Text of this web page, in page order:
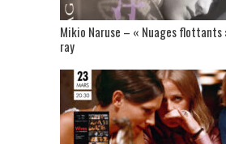
Mikio Naruse – « Nuages flottants
ray